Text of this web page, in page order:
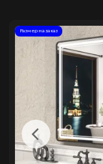
Размер на заказ